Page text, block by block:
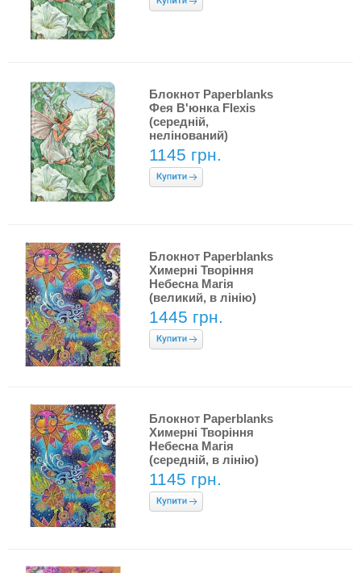
Блокнот Paperblanks
Фея В'юнка Flexis
(середній,
нелінований)
1145 грн.
Блокнот Paperblanks
Химерні Творіння
Небесна Магія
(великий, в лінію)
1445 грн.
Блокнот Paperblanks
Химерні Творіння
Небесна Магія
(середній, в лінію)
1145 грн.